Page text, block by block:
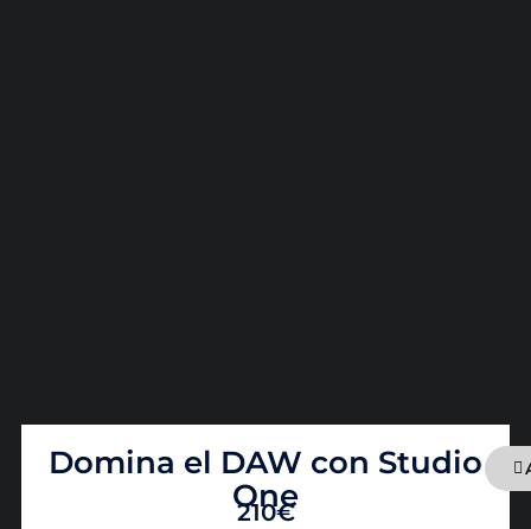
Domina el DAW con Studio
One
210€